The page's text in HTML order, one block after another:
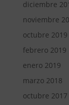
diciembre
noviembre
octubre 2019
febrero 2019
enero 2019
marzo 2018
octubre 2017